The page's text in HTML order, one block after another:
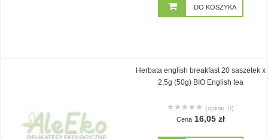
DO KOSZYKA
Herbata english breakfast 20 saszetek x
2,5g (50g) BIO English tea
(opinie: 0)
Cena 16,05 zł